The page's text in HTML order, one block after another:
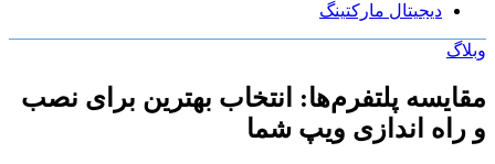
دیجیتال مارکتینگ
وبلاگ
مقایسه پلتفرم‌ها: انتخاب بهترین برای نصب
و راه اندازی ویپ شما